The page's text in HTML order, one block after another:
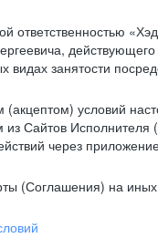
ответственностью
видах занятости
(акцептом) условий
из Сайтов
через
(Соглашения) на иных